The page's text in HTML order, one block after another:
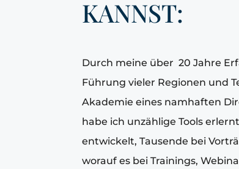
KANNST:
Durch meine über 20 Jahre
Führung vieler Regionen und
Akademie eines namhaften
habe ich unzählige Tools
entwickelt, Tausende bei
worauf es bei Trainings,